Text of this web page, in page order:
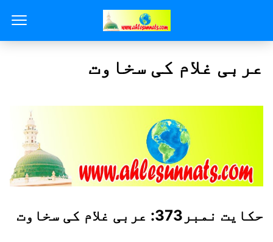
عربی غلام کی سخاوت
حکایت نمبر373: عربی غلام کی سخاوت